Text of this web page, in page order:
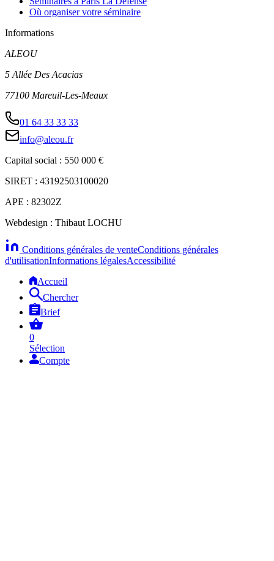
Où organiser votre séminaire
Informations
ALEOU
5 Allée Des Acacias
77100 Mareuil-Les-Meaux
01 64 33 33 33
info@aleou.fr
Capital social : 550 000 €
SIRET : 43192503100020
APE : 82302Z
Webdesign : Thibaut LOCHU
Conditions générales de venteConditions générales
d'utilisationInformations légalesAccessibilité
Accueil
Chercher
Brief
0
Sélection
Compte